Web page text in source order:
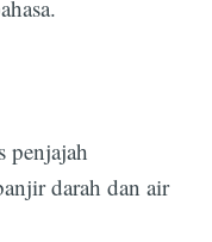
penjajah
darah dan air